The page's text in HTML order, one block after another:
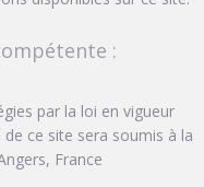
:
par la loi en vigueur
ce site sera soumis à la
France